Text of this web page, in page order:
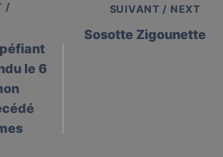
/
le 6
SUIVANT / NEXT
Sosotte Zigounette